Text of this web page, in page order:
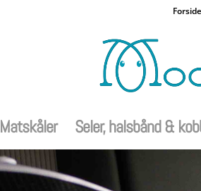
Matskåler Seler, halsbånd &